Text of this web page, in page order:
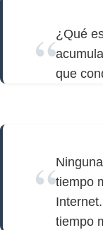
¿Qué
que
tiempo
tiempo